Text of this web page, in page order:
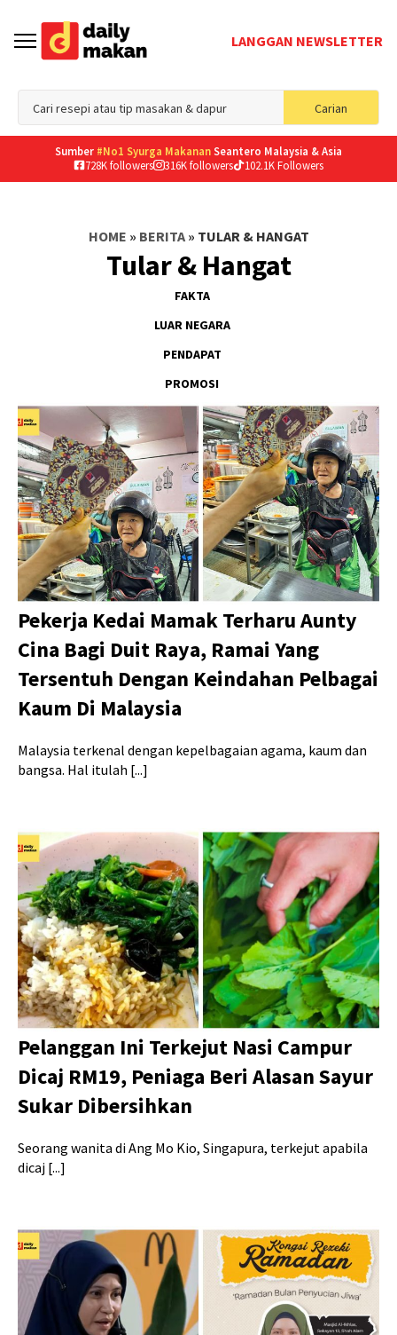
LANGGAN NEWSLETTER
Carian
for:
Sumber #No1 Syurga MakananSeantero Malaysia & Asia
728K followers
316K followers 102.1K Followers
HOME » BERITA » TULAR & HANGAT
Tular & Hangat
FAKTA
LUAR NEGARA
PENDAPAT
PROMOSI
Pekerja Kedai Mamak Terharu Aunty
Cina Bagi Duit Raya, Ramai Yang
Tersentuh Dengan Keindahan Pelbagai
Kaum Di Malaysia
Malaysia terkenal dengan kepelbagaian agama, kaum dan
bangsa. Hal itulah [...]
Pelanggan Ini Terkejut Nasi Campur
Dicaj RM19, Peniaga Beri Alasan Sayur
Sukar Dibersihkan
Seorang wanita di Ang Mo Kio, Singapura, terkejut apabila
dicaj [...]